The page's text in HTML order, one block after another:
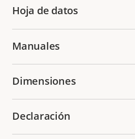
Hoja de datos
Manuales
Dimensiones
Declaración